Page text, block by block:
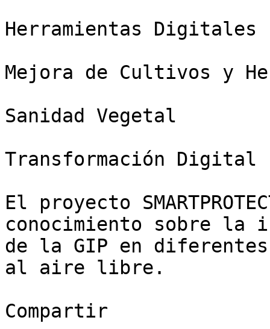
Herramientas Digitales
Mejora de Cultivos y
Sanidad Vegetal
Transformación Digital
El proyecto
conocimiento sobre la
de la GIP en
al aire libre.
Compartir